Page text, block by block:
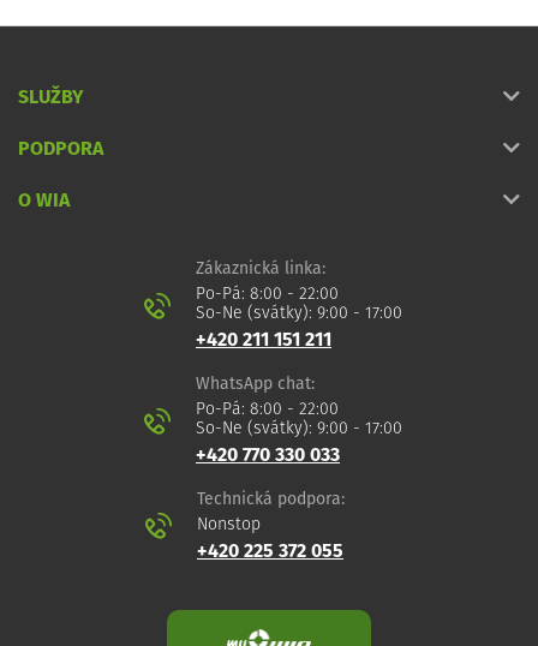
SLUŽBY
PODPORA
O WIA
Zákaznická linka:
Po-Pá: 8:00 - 22:00
So-Ne (svátky): 9:00 - 17:00
+420 211 151 211
WhatsApp chat:
Po-Pá: 8:00 - 22:00
So-Ne (svátky): 9:00 - 17:00
+420 770 330 033
Technická podpora:
Nonstop
+420 225 372 055